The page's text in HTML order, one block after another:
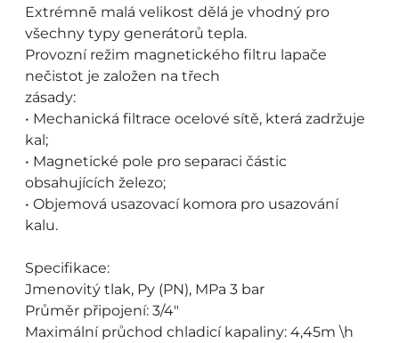
Extrémně malá velikost dělá je vhodný pro
všechny typy generátorů tepla.
Provozní režim magnetického filtru lapače
nečistot je založen na třech
zásady:
• Mechanická filtrace ocelové sítě, která zadržuje
kal;
• Magnetické pole pro separaci částic
obsahujících železo;
• Objemová usazovací komora pro usazování
kalu.
Specifikace:
Jmenovitý tlak, Py (PN), MPa 3 bar
Průměr připojení: 3/4"
Maximální průchod chladicí kapaliny: 4,45m \h